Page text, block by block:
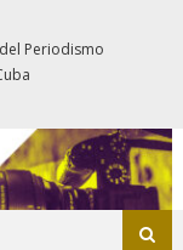
Periodismo